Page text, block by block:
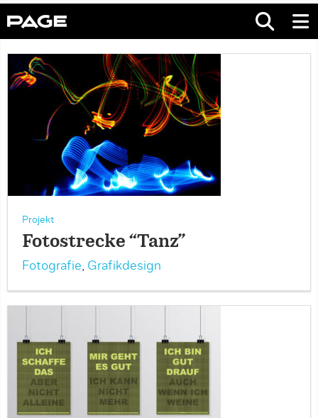
Projekt
Fotostrecke “Tanz”
Fotografie, Grafikdesign